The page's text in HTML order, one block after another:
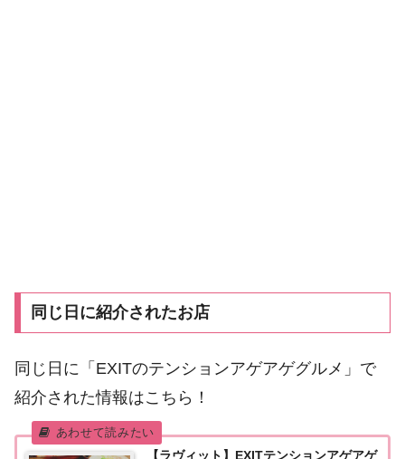
同じ日に紹介されたお店
同じ日に「EXITのテンションアゲアゲグルメ」で
紹介された情報はこちら！
【ラヴィット】EXITテンションアゲアゲ